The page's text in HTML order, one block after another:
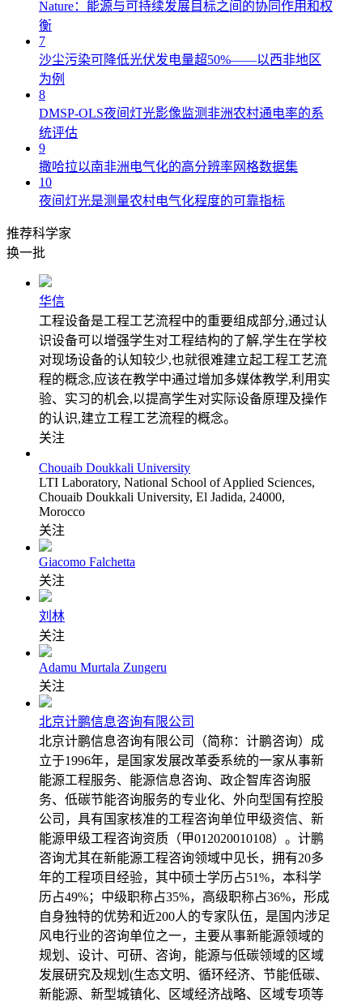
Nature：能源与可持续发展目标之间的协同作用和权
衡
7
沙尘污染可降低光伏发电量超50%——以西非地区
为例
8
DMSP-OLS夜间灯光影像监测非洲农村通电率的系
统评估
9
撒哈拉以南非洲电气化的高分辨率网格数据集
10
夜间灯光是测量农村电气化程度的可靠指标
推荐科学家
换一批
华信
工程设备是工程工艺流程中的重要组成部分,通过认
识设备可以增强学生对工程结构的了解,学生在学校
对现场设备的认知较少,也就很难建立起工程工艺流
程的概念,应该在教学中通过增加多媒体教学,利用实
验、实习的机会,以提高学生对实际设备原理及操作
的认识,建立工程工艺流程的概念。
关注
Chouaib Doukkali University
LTI Laboratory, National School of Applied Sciences,
Chouaib Doukkali University, El Jadida, 24000,
Morocco
关注
Giacomo Falchetta
关注
刘林
关注
Adamu Murtala Zungeru
关注
北京计鹏信息咨询有限公司
北京计鹏信息咨询有限公司（简称：计鹏咨询）成
立于1996年，是国家发展改革委系统的一家从事新
能源工程服务、能源信息咨询、政企智库咨询服
务、低碳节能咨询服务的专业化、外向型国有控股
公司，具有国家核准的工程咨询单位甲级资信、新
能源甲级工程咨询资质（甲012020010108）。计鹏
咨询尤其在新能源工程咨询领域中见长，拥有20多
年的工程项目经验，其中硕士学历占51%，本科学
历占49%；中级职称占35%，高级职称占36%，形成
自身独特的优势和近200人的专家队伍，是国内涉足
风电行业的咨询单位之一，主要从事新能源领域的
规划、设计、可研、咨询，能源与低碳领域的区域
发展研究及规划(生态文明、循环经济、节能低碳、
新能源、新型城镇化、区域经济战略、区域专项等